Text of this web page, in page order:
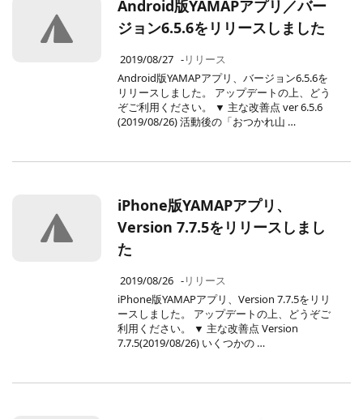
Android版YAMAPアプリ／バー
ジョン6.5.6をリリースしました
2019/08/27 -リリース
Android版YAMAPアプリ、バージョン6.5.6を
リリースしました。 アップデートの上、どう
ぞご利用ください。 ▼ 主な改善点 ver 6.5.6
(2019/08/26) 活動後の「おつかれ山 …
iPhone版YAMAPアプリ、
Version 7.7.5をリリースしまし
た
2019/08/26 -リリース
iPhone版YAMAPアプリ、Version 7.7.5をリリ
ースしました。 アップデートの上、どうぞご
利用ください。 ▼ 主な改善点 Version
7.7.5(2019/08/26) いくつかの …